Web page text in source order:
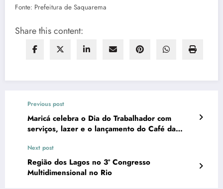
Fonte: Prefeitura de Saquarema
Share this content:
Previous post
Maricá celebra o Dia do Trabalhador com
serviços, lazer e o lançamento do Café da
Next post
Região dos Lagos no 3º Congresso
Multidimensional no Rio